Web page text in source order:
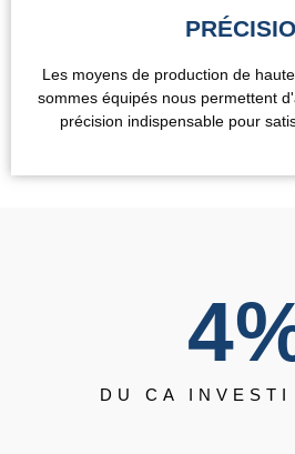
Les moyens de production de
sommes équipés nous permettent
précision indispensable pour
4
DU CA INVESTI